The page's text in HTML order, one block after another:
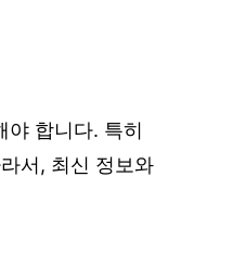
야 합니다. 특히
서, 최신 정보와